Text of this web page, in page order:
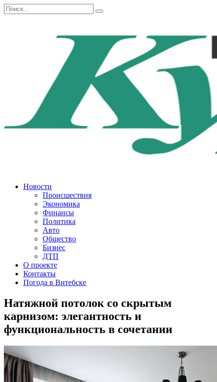
Перейти
к
Search
for:
Новости
Происшествия
Экономика
Финансы
Политика
Авто
Общество
Бизнес
ДТП
О проекте
Контакты
Погода в Витебске
Натяжной потолок со скрытым
карнизом: элегантность и
функциональность в сочетании